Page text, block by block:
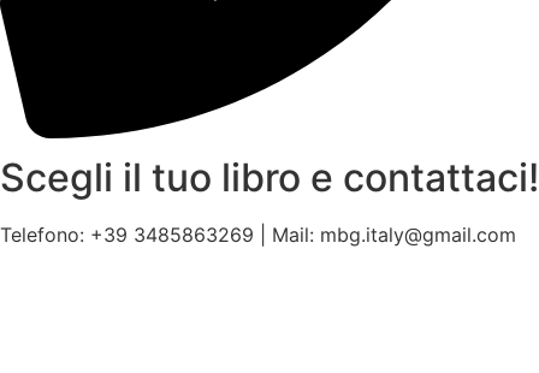
Scegli il tuo libro e contattaci!
Telefono: +39 3485863269 | Mail: mbg.italy@gmail.com